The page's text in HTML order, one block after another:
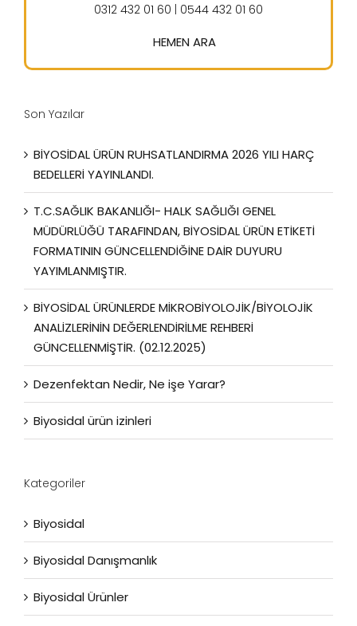
0312 432 01 60 | 0544 432 01 60
HEMEN ARA
Son Yazılar
BİYOSİDAL ÜRÜN RUHSATLANDIRMA 2026 YILI HARÇ
BEDELLERİ YAYINLANDI.
T.C.SAĞLIK BAKANLIĞI- HALK SAĞLIĞI GENEL
MÜDÜRLÜĞÜ TARAFINDAN, BİYOSİDAL ÜRÜN ETİKETİ
FORMATININ GÜNCELLENDİĞİNE DAİR DUYURU
YAYIMLANMIŞTIR.
BİYOSİDAL ÜRÜNLERDE MİKROBİYOLOJİK/BİYOLOJİK
ANALİZLERİNİN DEĞERLENDİRİLME REHBERİ
GÜNCELLENMİŞTİR. (02.12.2025)
Dezenfektan Nedir, Ne işe Yarar?
Biyosidal ürün izinleri
Kategoriler
Biyosidal
Biyosidal Danışmanlık
Biyosidal Ürünler